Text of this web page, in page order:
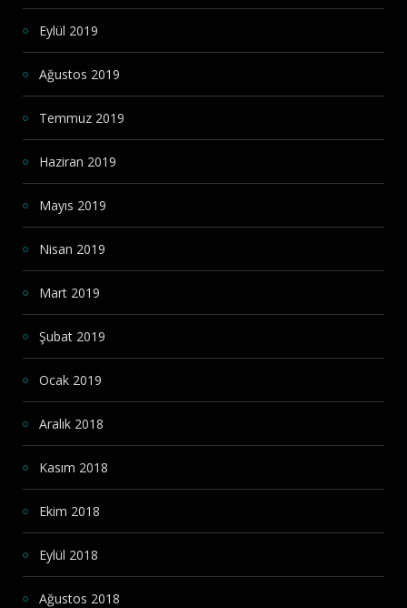
Eylül 2019
Ağustos 2019
Temmuz 2019
Haziran 2019
Mayıs 2019
Nisan 2019
Mart 2019
Şubat 2019
Ocak 2019
Aralık 2018
Kasım 2018
Ekim 2018
Eylül 2018
Ağustos 2018